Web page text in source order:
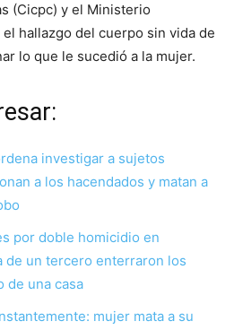
(Cicpc) y el Ministerio
hallazgo del cuerpo sin vida de
lo que le sucedió a la mujer.
investigar a sujetos
a los hacendados y matan a
por doble homicidio en
de un tercero enterraron los
de una casa
mujer mata a su